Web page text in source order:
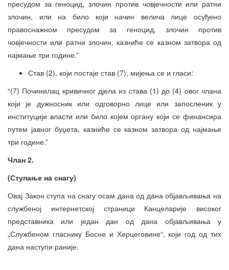
пресудом за геноцид, злочин против човјечности или ратни
злочин, или на било који начин велича лице осуђено
правоснажном пресудом за геноцид, злочин против
човјечности или ратни злочин, казниће се казном затвора од
најмање три године.”
Став (2), који постаје став (7), мијења се и гласи:
“(7) Починилац кривичног дјела из става (1) до (4) овог члана
који је дужносник или одговорно лице или запосленик у
институцији власти или било којем органу који се финансира
путем јавног буџета, казниће се казном затвора од најмање
три године.”
Члан 2.
(Ступање на снагу)
Овај Закон ступа на снагу осам дана од дана објављивања на
службеној интернетској страници Канцеларије високог
представника или један дан од дана објављивања у
„Службеном гласнику Босне и Херцеговине“, који год од тих
дана наступи раније.